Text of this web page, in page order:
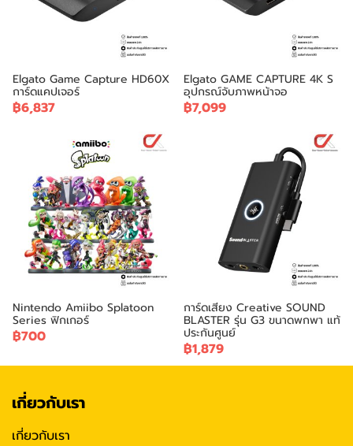
Elgato Game Capture HD60X
การ์ดแคปเจอร์
฿6,837
Elgato GAME CAPTURE 4K S
อุปกรณ์จับภาพหน้าจอ
฿7,099
Nintendo Amiibo Splatoon
Series ฟิกเกอร์
฿700
การ์ดเสียง Creative SOUND
BLASTER รุ่น G3 ขนาดพกพา แท้
ประกันศูนย์
฿1,879
เกี่ยวกับเรา
เกี่ยวกับเรา